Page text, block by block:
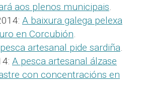
aos plenos municipais.
A baixura galega pelexa
en Corcubión.
artesanal pide sardiña.
A pesca artesanal álzase
con concentracións en